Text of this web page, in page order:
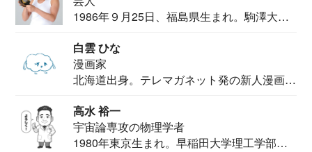
1986年９月25日、福島県生まれ。駒澤大学
白雲 ひな
漫画家
北海道出身。テレマガネット発の新人漫画
高水 裕一
宇宙論専攻の物理学者
1980年東京生まれ。早稲田大学理工学部物